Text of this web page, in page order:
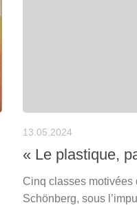
13.05.2024
« Le plastique,
Cinq classes motivées
Schönberg, sous